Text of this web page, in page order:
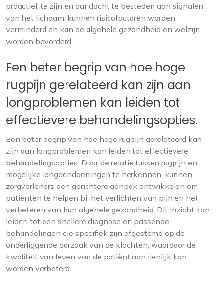
proactief te zijn en aandacht te besteden aan signalen
van het lichaam, kunnen risicofactoren worden
verminderd en kan de algehele gezondheid en welzijn
worden bevorderd.
Een beter begrip van hoe hoge
rugpijn gerelateerd kan zijn aan
longproblemen kan leiden tot
effectievere behandelingsopties.
Een beter begrip van hoe hoge rugpijn gerelateerd kan
zijn aan longproblemen kan leiden tot effectievere
behandelingsopties. Door de relatie tussen rugpijn en
mogelijke longaandoeningen te herkennen, kunnen
zorgverleners een gerichtere aanpak ontwikkelen om
patiënten te helpen bij het verlichten van pijn en het
verbeteren van hun algehele gezondheid. Dit inzicht kan
leiden tot een snellere diagnose en passende
behandelingen die specifiek zijn afgestemd op de
onderliggende oorzaak van de klachten, waardoor de
kwaliteit van leven van de patiënt aanzienlijk kan
worden verbeterd.